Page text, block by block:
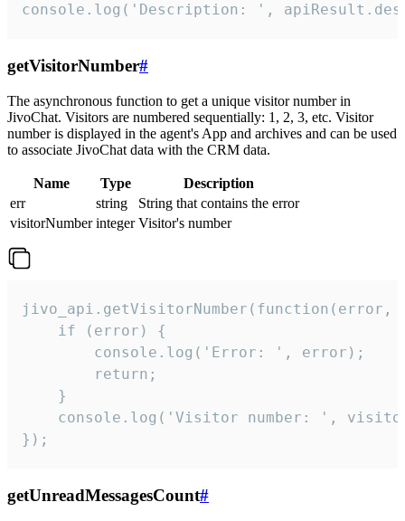
console.log('Description: ',
getVisitorNumber#
The asynchronous function to get a unique visitor number in
JivoChat. Visitors are numbered sequentially: 1, 2, 3, etc. Visitor
number is displayed in the agent's App and archives and can be used
to associate JivoChat data with the CRM data.
Name Type
Description
err
string
String that contains the error
visitorNumber integer Visitor's number
jivo_api.getVisitorNumber(function(error,
    if (error) {
        console.log('Error: ', error);
        return;
    }
console.log('Visitor number: ',
});
getUnreadMessagesCount#